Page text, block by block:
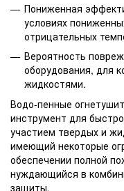
Пониженная
условиях
отрицательных
Вероятность
оборудования, для
жидкостями.
Водо-пенные
инструмент для
участием твердых и
имеющий некоторые
обеспечении полной
нуждающийся в
защиты.